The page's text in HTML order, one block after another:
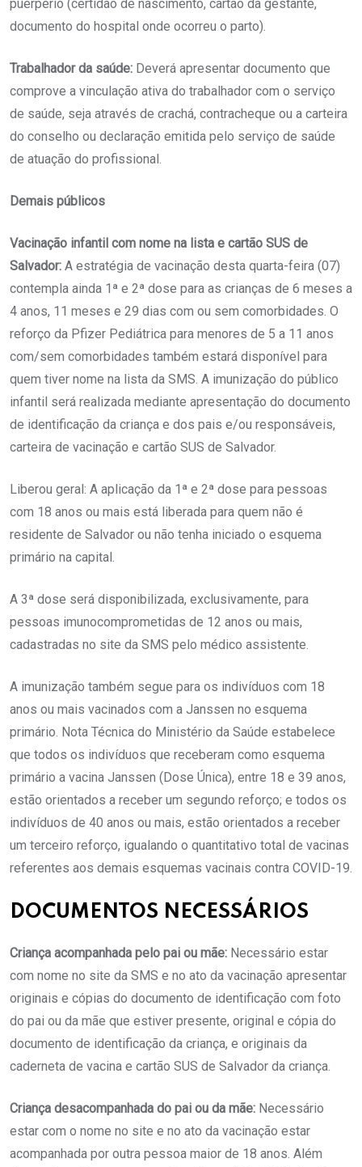
puerpério (certidão de nascimento, cartão da gestante,
documento do hospital onde ocorreu o parto).
Trabalhador da saúde: Deverá apresentar documento que
comprove a vinculação ativa do trabalhador com o serviço
de saúde, seja através de crachá, contracheque ou a carteira
do conselho ou declaração emitida pelo serviço de saúde
de atuação do profissional.
Demais públicos
Vacinação infantil com nome na lista e cartão SUS de
Salvador: A estratégia de vacinação desta quarta-feira (07)
contempla ainda 1ª e 2ª dose para as crianças de 6 meses a
4 anos, 11 meses e 29 dias com ou sem comorbidades. O
reforço da Pfizer Pediátrica para menores de 5 a 11 anos
com/sem comorbidades também estará disponível para
quem tiver nome na lista da SMS. A imunização do público
infantil será realizada mediante apresentação do documento
de identificação da criança e dos pais e/ou responsáveis,
carteira de vacinação e cartão SUS de Salvador.
Liberou geral: A aplicação da 1ª e 2ª dose para pessoas
com 18 anos ou mais está liberada para quem não é
residente de Salvador ou não tenha iniciado o esquema
primário na capital.
A 3ª dose será disponibilizada, exclusivamente, para
pessoas imunocomprometidas de 12 anos ou mais,
cadastradas no site da SMS pelo médico assistente.
A imunização também segue para os indivíduos com 18
anos ou mais vacinados com a Janssen no esquema
primário. Nota Técnica do Ministério da Saúde estabelece
que todos os indivíduos que receberam como esquema
primário a vacina Janssen (Dose Única), entre 18 e 39 anos,
estão orientados a receber um segundo reforço; e todos os
indivíduos de 40 anos ou mais, estão orientados a receber
um terceiro reforço, igualando o quantitativo total de vacinas
referentes aos demais esquemas vacinais contra COVID-19.
DOCUMENTOS NECESSÁRIOS
Criança acompanhada pelo pai ou mãe: Necessário estar
com nome no site da SMS e no ato da vacinação apresentar
originais e cópias do documento de identificação com foto
do pai ou da mãe que estiver presente, original e cópia do
documento de identificação da criança, e originais da
caderneta de vacina e cartão SUS de Salvador da criança.
Criança desacompanhada do pai ou da mãe: Necessário
estar com o nome no site e no ato da vacinação estar
acompanhada por outra pessoa maior de 18 anos. Além